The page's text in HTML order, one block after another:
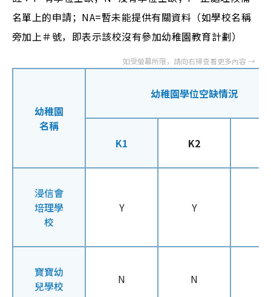
名單上的申請；NA=暫未能提供有關資料（如學校名稱
旁加上＃號，即表示該校沒有參加幼稚園教育計劃）
幼稚園
名稱
幼稚園學位空缺情況
K1 K2
浸信會
培理學
校
Y Y
寶寶幼
兒學校
N N